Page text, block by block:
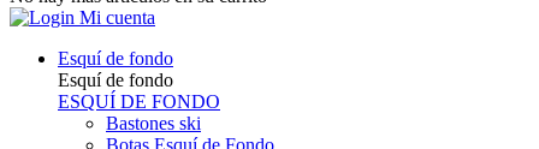
Mi cuenta
Esquí de fondo
Esquí de fondo
ESQUÍ DE FONDO
Bastones ski
Botas Esquí de Fondo